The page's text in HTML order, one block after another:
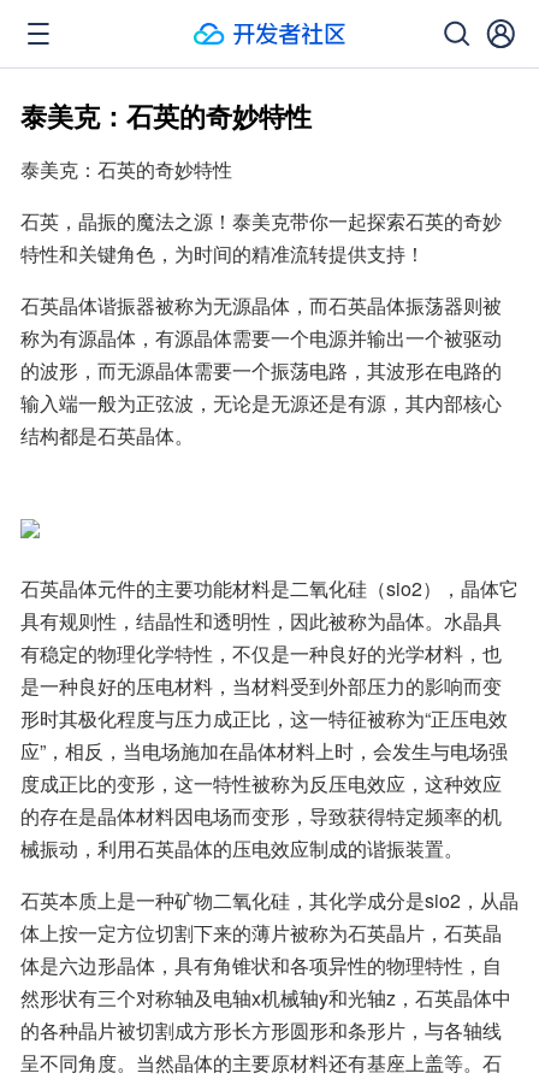
泰美克：石英的奇妙特性
泰美克：石英的奇妙特性
石英，晶振的魔法之源！泰美克带你一起探索石英的奇妙
特性和关键角色，为时间的精准流转提供支持！
石英晶体谐振器被称为无源晶体，而石英晶体振荡器则被
称为有源晶体，有源晶体需要一个电源并输出一个被驱动
的波形，而无源晶体需要一个振荡电路，其波形在电路的
输入端一般为正弦波，无论是无源还是有源，其内部核心
结构都是石英晶体。
石英晶体元件的主要功能材料是二氧化硅（sio2），晶体它
具有规则性，结晶性和透明性，因此被称为晶体。水晶具
有稳定的物理化学特性，不仅是一种良好的光学材料，也
是一种良好的压电材料，当材料受到外部压力的影响而变
形时其极化程度与压力成正比，这一特征被称为“正压电效
应”，相反，当电场施加在晶体材料上时，会发生与电场强
度成正比的变形，这一特性被称为反压电效应，这种效应
的存在是晶体材料因电场而变形，导致获得特定频率的机
械振动，利用石英晶体的压电效应制成的谐振装置。
石英本质上是一种矿物二氧化硅，其化学成分是sio2，从晶
体上按一定方位切割下来的薄片被称为石英晶片，石英晶
体是六边形晶体，具有角锥状和各项异性的物理特性，自
然形状有三个对称轴及电轴x机械轴y和光轴z，石英晶体中
的各种晶片被切割成方形长方形圆形和条形片，与各轴线
呈不同角度。当然晶体的主要原材料还有基座上盖等。石